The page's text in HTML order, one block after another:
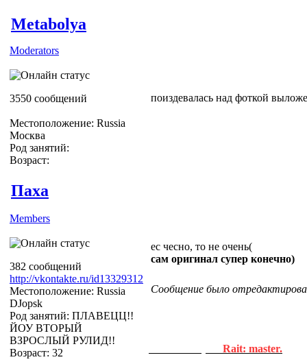
Metabolya
Moderators
3550 сообщений
Местоположение: Russia
Москва
Род занятий:
Возраст:
поиздевалась над фоткой
Паxа
Members
382 сообщений
http://vkontakte.ru/id13329312
Местоположение: Russia
DJopsk
Род занятий: ПЛАВЕЦЦ!!
ЙОУ ВТОРЫЙ
ВЗРОСЛЫЙ РУЛИД!!
Возраст: 32
ес чесно, то не очень(
сам оригинал супер конечно)
Сообщение было
Rait: master.